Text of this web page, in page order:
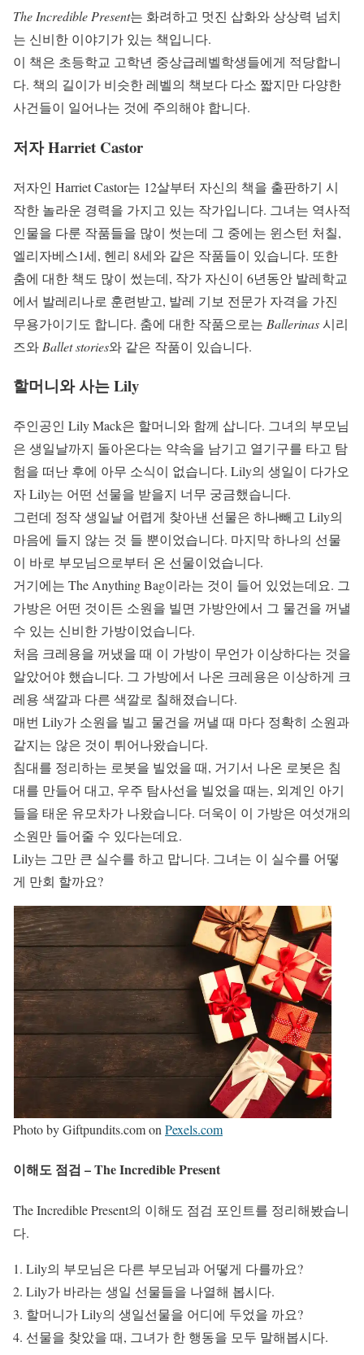
The Incredible Present는 화려하고 멋진 삽화와 상상력 넘치
는 신비한 이야기가 있는 책입니다.
이 책은 초등학교 고학년 중상급레벨학생들에게 적당합니
다. 책의 길이가 비슷한 레벨의 책보다 다소 짧지만 다양한
사건들이 일어나는 것에 주의해야 합니다.
저자 Harriet Castor
저자인 Harriet Castor는 12살부터 자신의 책을 출판하기 시
작한 놀라운 경력을 가지고 있는 작가입니다. 그녀는 역사적
인물을 다룬 작품들을 많이 썻는데 그 중에는 윈스턴 처칠,
엘리자베스1세, 헨리 8세와 같은 작품들이 있습니다. 또한
춤에 대한 책도 많이 썼는데, 작가 자신이 6년동안 발레학교
에서 발레리나로 훈련받고, 발레 기보 전문가 자격을 가진
무용가이기도 합니다. 춤에 대한 작품으로는 Ballerinas시리
즈와 Ballet stories와 같은 작품이 있습니다.
할머니와 사는 Lily
주인공인 Lily Mack은 할머니와 함께 삽니다. 그녀의 부모님
은 생일날까지 돌아온다는 약속을 남기고 열기구를 타고 탐
험을 떠난 후에 아무 소식이 없습니다. Lily의 생일이 다가오
자 Lily는 어떤 선물을 받을지 너무 궁금했습니다.
그런데 정작 생일날 어렵게 찾아낸 선물은 하나빼고 Lily의
마음에 들지 않는 것 들 뿐이었습니다. 마지막 하나의 선물
이 바로 부모님으로부터 온 선물이었습니다.
거기에는 The Anything Bag이라는 것이 들어 있었는데요. 그
가방은 어떤 것이든 소원을 빌면 가방안에서 그 물건을 꺼낼
수 있는 신비한 가방이었습니다.
처음 크레용을 꺼냈을 때 이 가방이 무언가 이상하다는 것을
알았어야 했습니다. 그 가방에서 나온 크레용은 이상하게 크
레용 색깔과 다른 색깔로 칠해졌습니다.
매번 Lily가 소원을 빌고 물건을 꺼낼 때 마다 정확히 소원과
같지는 않은 것이 튀어나왔습니다.
침대를 정리하는 로봇을 빌었을 때, 거기서 나온 로봇은 침
대를 만들어 대고, 우주 탐사선을 빌었을 때는, 외계인 아기
들을 태운 유모차가 나왔습니다. 더욱이 이 가방은 여섯개의
소원만 들어줄 수 있다는데요.
Lily는 그만 큰 실수를 하고 맙니다. 그녀는 이 실수를 어떻
게 만회 할까요?
Photo by Giftpundits.com on Pexels.com
이해도 점검 – The Incredible Present
The Incredible Present의 이해도 점검 포인트를 정리해봤습니
다.
Lily의 부모님은 다른 부모님과 어떻게 다를까요?
Lily가 바라는 생일 선물들을 나열해 봅시다.
할머니가 Lily의 생일선물을 어디에 두었을 까요?
선물을 찾았을 때, 그녀가 한 행동을 모두 말해봅시다.